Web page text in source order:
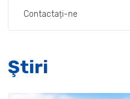
Contactați-ne
Ştiri